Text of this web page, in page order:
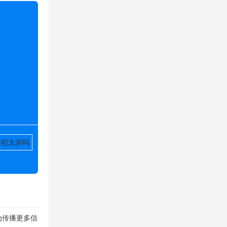
太岁吗
播更多信